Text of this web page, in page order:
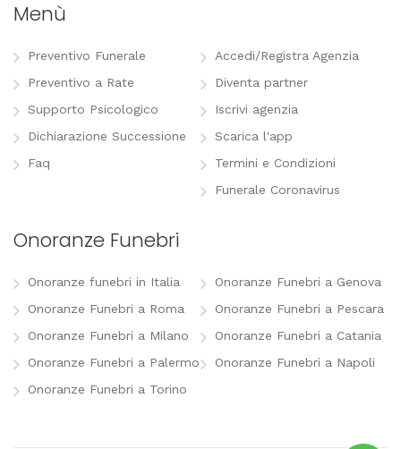
Menù
Preventivo Funerale
Preventivo a Rate
Supporto Psicologico
Dichiarazione Successione
Faq
Accedi/Registra Agenzia
Diventa partner
Iscrivi agenzia
Scarica l'app
Termini e Condizioni
Funerale Coronavirus
Onoranze Funebri
Onoranze funebri in Italia
Onoranze Funebri a Roma
Onoranze Funebri a Milano
Onoranze Funebri a Palermo
Onoranze Funebri a Torino
Onoranze Funebri a Genova
Onoranze Funebri a Pescara
Onoranze Funebri a Catania
Onoranze Funebri a Napoli